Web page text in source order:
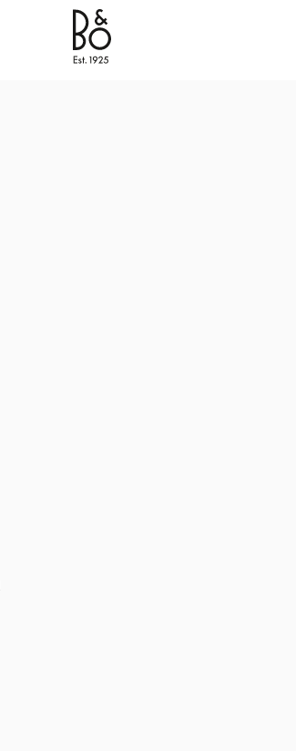
Bang & Olufsen - Exist to Create